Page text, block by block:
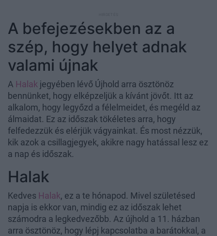
A befejezésekben az a
szép, hogy helyet adnak
valami újnak
A Halak jegyében lévő Újhold arra ösztönöz
bennünket, hogy elképzeljük a kívánt jövőt. Itt az
alkalom, hogy legyőzd a félelmeidet, és megéld az
álmaidat. Ez az időszak tökéletes arra, hogy
felfedezzük és elérjük vágyainkat. És most nézzük,
kik azok a csillagjegyek, akikre nagy hatással lesz ez
a nap és időszak.
Halak
Kedves Halak, ez a te hónapod. Mivel születésed
napja is ekkor van, mindig ez az időszak lehet
számodra a legkedvezőbb. Az újhold a 11. házban
arra ösztönöz, hogy lépj kapcsolatba a barátokkal, a